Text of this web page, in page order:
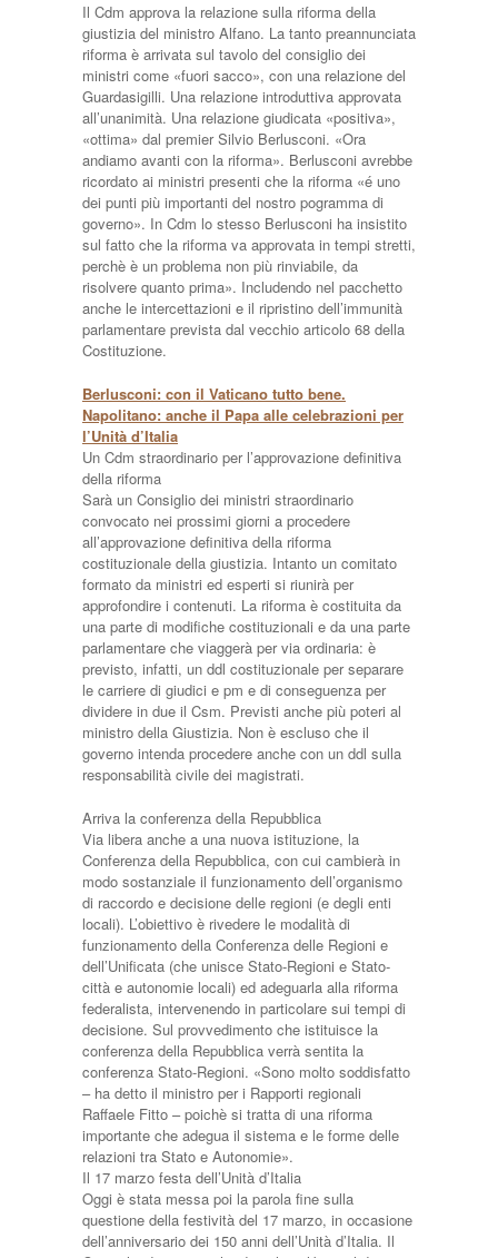
Il Cdm approva la relazione sulla riforma della
giustizia del ministro Alfano. La tanto preannunciata
riforma è arrivata sul tavolo del consiglio dei
ministri come «fuori sacco», con una relazione del
Guardasigilli. Una relazione introduttiva approvata
all’unanimità. Una relazione giudicata «positiva»,
«ottima» dal premier Silvio Berlusconi. «Ora
andiamo avanti con la riforma». Berlusconi avrebbe
ricordato ai ministri presenti che la riforma «é uno
dei punti più importanti del nostro pogramma di
governo». In Cdm lo stesso Berlusconi ha insistito
sul fatto che la riforma va approvata in tempi stretti,
perchè è un problema non più rinviabile, da
risolvere quanto prima». Includendo nel pacchetto
anche le intercettazioni e il ripristino dell’immunità
parlamentare prevista dal vecchio articolo 68 della
Costituzione.
Berlusconi: con il Vaticano tutto bene.
Napolitano: anche il Papa alle celebrazioni per
l’Unità d’Italia
Un Cdm straordinario per l’approvazione definitiva
della riforma
Sarà un Consiglio dei ministri straordinario
convocato nei prossimi giorni a procedere
all’approvazione definitiva della riforma
costituzionale della giustizia. Intanto un comitato
formato da ministri ed esperti si riunirà per
approfondire i contenuti. La riforma è costituita da
una parte di modifiche costituzionali e da una parte
parlamentare che viaggerà per via ordinaria: è
previsto, infatti, un ddl costituzionale per separare
le carriere di giudici e pm e di conseguenza per
dividere in due il Csm. Previsti anche più poteri al
ministro della Giustizia. Non è escluso che il
governo intenda procedere anche con un ddl sulla
responsabilità civile dei magistrati.
Arriva la conferenza della Repubblica
Via libera anche a una nuova istituzione, la
Conferenza della Repubblica, con cui cambierà in
modo sostanziale il funzionamento dell’organismo
di raccordo e decisione delle regioni (e degli enti
locali). L’obiettivo è rivedere le modalità di
funzionamento della Conferenza delle Regioni e
dell’Unificata (che unisce Stato-Regioni e Stato-
città e autonomie locali) ed adeguarla alla riforma
federalista, intervenendo in particolare sui tempi di
decisione. Sul provvedimento che istituisce la
conferenza della Repubblica verrà sentita la
conferenza Stato-Regioni. «Sono molto soddisfatto
– ha detto il ministro per i Rapporti regionali
Raffaele Fitto – poichè si tratta di una riforma
importante che adegua il sistema e le forme delle
relazioni tra Stato e Autonomie».
Il 17 marzo festa dell’Unità d’Italia
Oggi è stata messa poi la parola fine sulla
questione della festività del 17 marzo, in occasione
dell’anniversario dei 150 anni dell’Unità d’Italia. Il